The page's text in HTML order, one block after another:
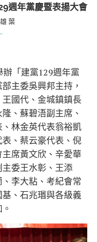
週年黨慶暨表揚大會
葉
「建黨129週年黨
主委吳興邦主持，
國代、金城鎮鎮長
、蘇碧浯副主席、
林金英代表翁裕凱
、蔡云豪代表、倪
席黃文欣、辛愛華
委王水彰、王添
李大粘、考紀會常
、石兆瑉與各級義